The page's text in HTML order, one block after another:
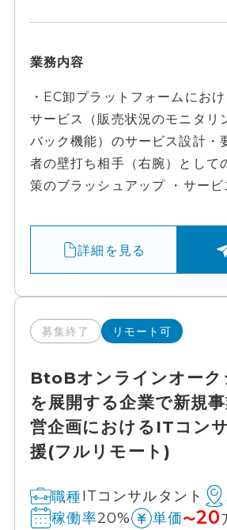
業務内容
・EC卸プラットフォームにお
サービス（販売状況のモニタリ
バック機能）のサービス設計・
者の壁打ち相手（右腕）として
策のブラッシュアップ ・サービ
詳細を見る
募集終了 リモート可
BtoBオンラインオーク
を展開する企業で新規
営企画におけるITコン
援(フルリモート)
職種ITコンサルタント
稼働率20% 単価〜20